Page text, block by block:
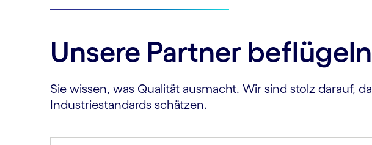
Unsere Partner
Sie wissen, was Qualität ausmacht. Wir sind stolz darauf,
Industriestandards schätzen.